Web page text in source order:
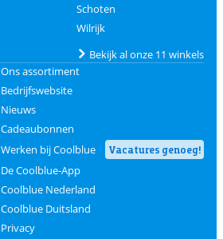
Schoten
Wilrijk
Bekijk al onze 11 winkels
Ons assortiment
Bedrijfswebsite
Nieuws
Cadeaubonnen
Werken bij Coolblue
Vacatures genoeg!
De Coolblue-App
Coolblue Nederland
Coolblue Duitsland
Privacy